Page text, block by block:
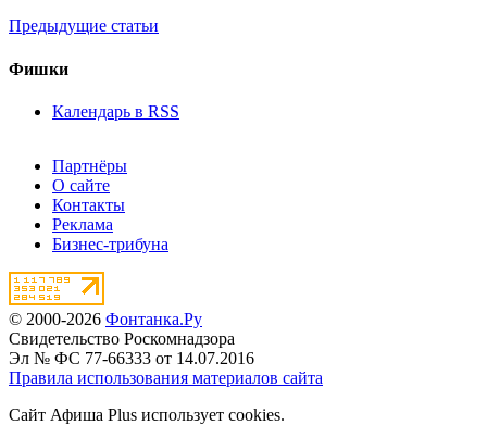
Предыдущие статьи
Фишки
Календарь в RSS
Партнёры
О сайте
Контакты
Реклама
Бизнес-трибуна
© 2000-2026 Фонтанка.Ру
Свидетельство Роскомнадзора
Эл № ФС 77-66333 от 14.07.2016
Правила использования материалов сайта
Сайт Афиша Plus использует cookies.